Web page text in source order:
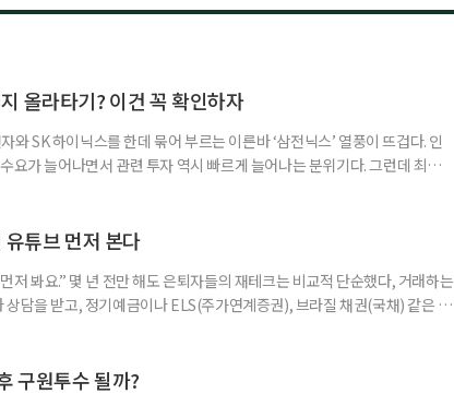
올라타기? 이건 꼭 확인하자
와 SK 하이닉스를 한데 묶어 부르는 이른바 ‘삼전닉스’ 열풍이 뜨겁다. 인
요가 늘어나면서 관련 투자 역시 빠르게 늘어나는 분위기다. 그런데 최근
험 요소를 짚어본다. 수익도 2배, 손실도 2배… 레버리지의 두 얼
튜브 먼저 본다
저 봐요.” 몇 년 전만 해도 은퇴자들의 재테크는 비교적 단순했다, 거래하는
담을 받고, 정기예금이나 ELS(주가연계증권), 브라질 채권(국채) 같은 고
는 최근 IRP(개인형퇴직연금) 계좌를 직접 손보기 시작했
구원투수 될까?